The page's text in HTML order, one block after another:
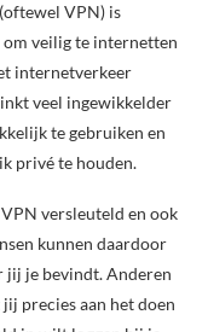
VPN) is
veilig te internetten
internetverkeer
veel ingewikkelder
te gebruiken en
privé te houden.
versleuteld en ook
kunnen daardoor
jij je bevindt. Anderen
precies aan het doen